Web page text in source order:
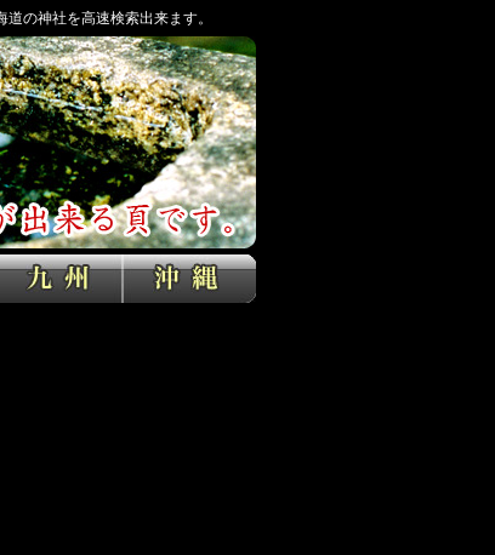
の神社を高速検索出来ます。